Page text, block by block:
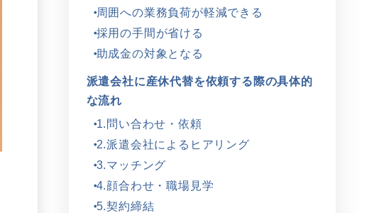
周囲への業務負荷が軽減できる
採用の手間が省ける
助成金の対象となる
派遣会社に産休代替を依頼する際の具体的
な流れ
1.問い合わせ・依頼
2.派遣会社によるヒアリング
3.マッチング
4.顔合わせ・職場見学
5.契約締結